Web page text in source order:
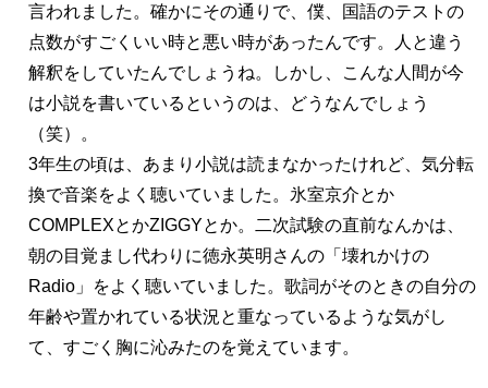
言われました。確かにその通りで、僕、国語のテストの
点数がすごくいい時と悪い時があったんです。人と違う
解釈をしていたんでしょうね。しかし、こんな人間が今
は小説を書いているというのは、どうなんでしょう
（笑）。
3年生の頃は、あまり小説は読まなかったけれど、気分転
換で音楽をよく聴いていました。氷室京介とか
COMPLEXとかZIGGYとか。二次試験の直前なんかは、
朝の目覚まし代わりに徳永英明さんの「壊れかけの
Radio」をよく聴いていました。歌詞がそのときの自分の
年齢や置かれている状況と重なっているような気がし
て、すごく胸に沁みたのを覚えています。